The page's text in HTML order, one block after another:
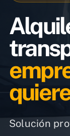
Noticias
Contacto
Solución